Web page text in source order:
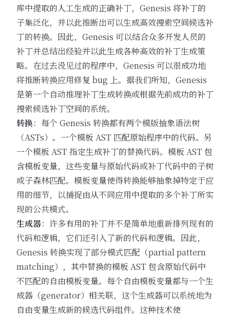
库中提取的人工生成的正确补丁，Genesis 将补丁的
子集泛化，并以此推断出可以生成高效搜索空间候选补
丁的转换。因此，Genesis 可以结合众多开发人员的
补丁并总结出经验并以此生成各种高效的补丁生成策
略。在过去没见过的程序中，Genesis 可以很成功地
将推断转换应用修复 bug 上。据我们所知，Genesis
是第一个自动推理补丁生成转换或根据先前成功的补丁
搜索候选补丁空间的系统。
转换：每个 Genesis 转换都有两个模版抽象语法树
（ASTs）。一个模板 AST 匹配原始程序中的代码。另
一个模板 AST 指定生成补丁的替换代码。模板 AST 包
含模板变量，这些变量与原始代码或补丁代码中的子树
或子森林匹配。模板变量使得转换能够抽象掉特定于应
用的细节，以捕捉由从不同应用中提取的多个补丁所实
现的公共模式。
生成器：许多有用的补丁并不是简单地重新排列现有的
代码和逻辑，它们还引入了新的代码和逻辑。因此，
Genesis 转换实现了部分模式匹配（partial pattern
matching），其中替换的模板 AST 包含原始代码中
不匹配的自由模板变量。每个自由模板变量都与一个生
成器（generator）相关联，这个生成器可以系统地为
自由变量生成新的候选代码组件。这种技术使